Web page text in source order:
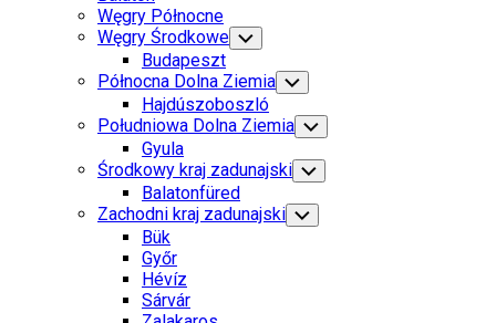
Menu
Węgry Północne
Węgry Środkowe Toggle
Child
Menu
Budapeszt
Północna Dolna Ziemia Toggle
Child
Menu
Hajdúszoboszló
Południowa Dolna Ziemia Toggle
Child
Menu
Gyula
Środkowy kraj zadunajski Toggle
Child
Menu
Balatonfüred
Zachodni kraj zadunajski Toggle
Child
Bük
Győr
Hévíz
Sárvár